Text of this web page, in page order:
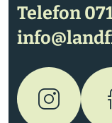
Telefon